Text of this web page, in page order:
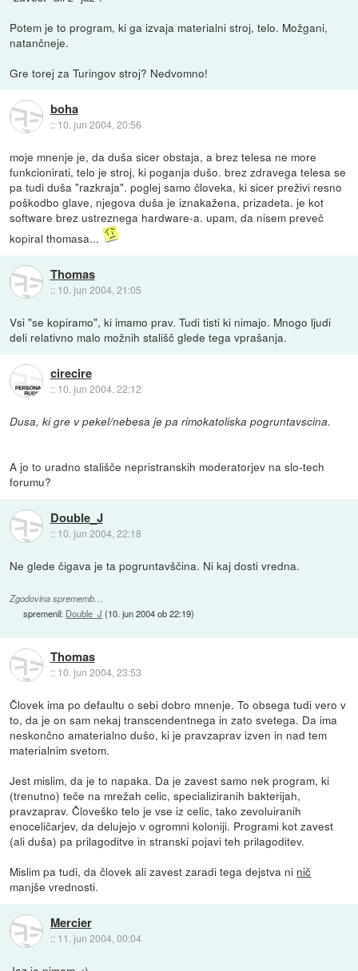
Potem je to program, ki ga izvaja materialni stroj, telo. Možgani,
natančneje.
Gre torej za Turingov stroj? Nedvomno!
boha
:: 10. jun 2004, 20:56
moje mnenje je, da duša sicer obstaja, a brez telesa ne more
funkcionirati, telo je stroj, ki poganja dušo. brez zdravega telesa se
pa tudi duša "razkraja". poglej samo človeka, ki sicer preživi resno
poškodbo glave, njegova duša je iznakažena, prizadeta. je kot
software brez ustreznega hardware-a. upam, da nisem preveč
kopiral thomasa...
Thomas
:: 10. jun 2004, 21:05
Vsi "se kopiramo", ki imamo prav. Tudi tisti ki nimajo. Mnogo ljudi
deli relativno malo možnih stališč glede tega vprašanja.
cirecire
:: 10. jun 2004, 22:12
Dusa, ki gre v pekel/nebesa je pa rimokatoliska pogruntavscina.
A jo to uradno stališče nepristranskih moderatorjev na slo-tech
forumu?
Double_J
:: 10. jun 2004, 22:18
Ne glede čigava je ta pogruntavščina. Ni kaj dosti vredna.
Zgodovina sprememb…
spremenil: Double_J (10. jun 2004 ob 22:19)
Thomas
:: 10. jun 2004, 23:53
Človek ima po defaultu o sebi dobro mnenje. To obsega tudi vero v
to, da je on sam nekaj transcendentnega in zato svetega. Da ima
neskončno amaterialno dušo, ki je pravzaprav izven in nad tem
materialnim svetom.
Jest mislim, da je to napaka. Da je zavest samo nek program, ki
(trenutno) teče na mrežah celic, specializiranih bakterijah,
pravzaprav. Človeško telo je vse iz celic, tako zevoluiranih
enoceličarjev, da delujejo v ogromni koloniji. Programi kot zavest
(ali duša) pa prilagoditve in stranski pojavi teh prilagoditev.
Mislim pa tudi, da človek ali zavest zaradi tega dejstva ni nič
manjše vrednosti.
Mercier
:: 11. jun 2004, 00:04